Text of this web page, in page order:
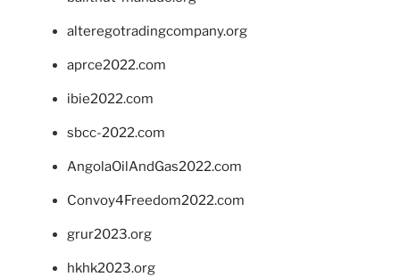
alteregotradingcompany.org
aprce2022.com
ibie2022.com
sbcc-2022.com
AngolaOilAndGas2022.com
Convoy4Freedom2022.com
grur2023.org
hkhk2023.org